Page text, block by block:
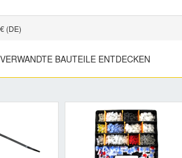
(DE)
BAUTEILE ENTDECKEN